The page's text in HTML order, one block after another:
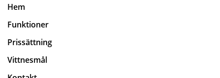
Hem
Funktioner
Prissättning
Vittnesmål